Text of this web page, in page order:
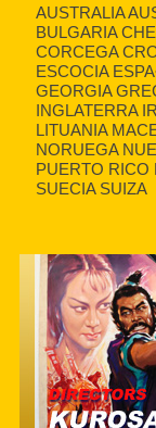
AUSTRALIA
BULGARIA
CORCEGA
ESCOCIA
GEORGIA
INGLATERRA
LITUANIA
NORUEGA
PUERTO RICO
SUECIA SUIZA